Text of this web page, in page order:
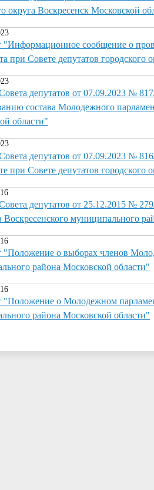
округа Воскресенск Московской
"Информационное сообщение о
при Совете депутатов городского
депутатов от 07.09.2023 №
состава Молодежного
области"
депутатов от 07.09.2023 №
при Совете депутатов городского
депутатов от 25.12.2015 №
Воскресенского муниципального
"Положение о выборах членов
района Московской области"
"Положение о Молодежном
района Московской области"